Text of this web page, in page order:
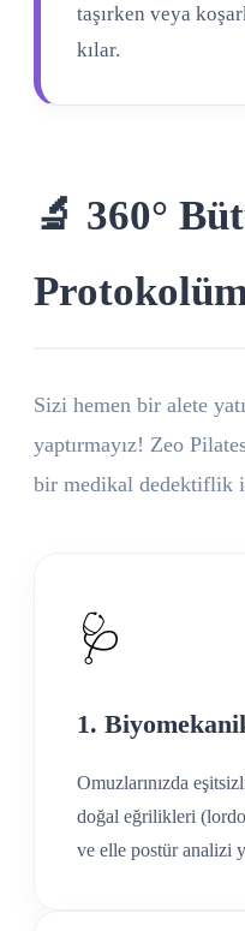
taşırken veya
kılar.
🔬 360°
Sizi hemen bir alete
yaptırmayız! Zeo
bir medikal dedektiflik
🩺
1.
Omuzlarınızda
doğal eğrilikleri
ve elle postür analizi